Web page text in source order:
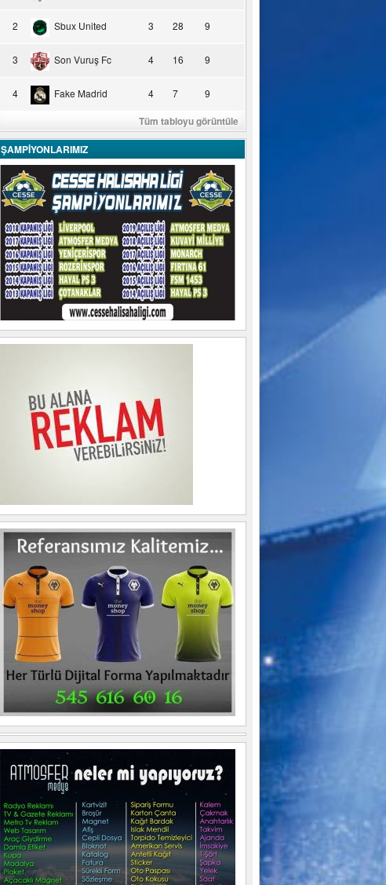
2 Sbux United 3 28 9
3 Son Vuruş Fc 4 16 9
4 Fake Madrid 4 7 9
Tüm tabloyu görüntüle
ŞAMPİYONLARIMIZ